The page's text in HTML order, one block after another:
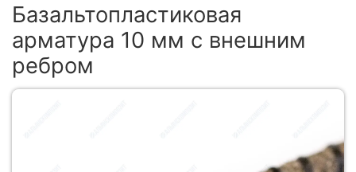
Базальтопластиковая
арматура 10 мм с внешним
ребром